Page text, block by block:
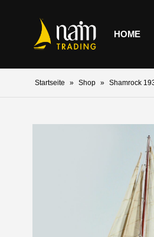
HOME
Startseite » Shop » Shamrock